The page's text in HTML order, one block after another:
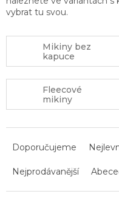
vybrat tu svou.
Mikiny bez
kapuce
Fleecové
mikiny
n
Doporučujeme
Nejprodávanější